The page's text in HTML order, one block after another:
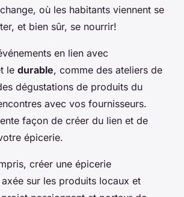
où les habitants viennent se
et bien sûr, se nourrir!
en lien avec
le durable, comme des ateliers de
dégustations de produits du
avec vos fournisseurs.
façon de créer du lien et de
épicerie.
créer une épicerie
sur les produits locaux et